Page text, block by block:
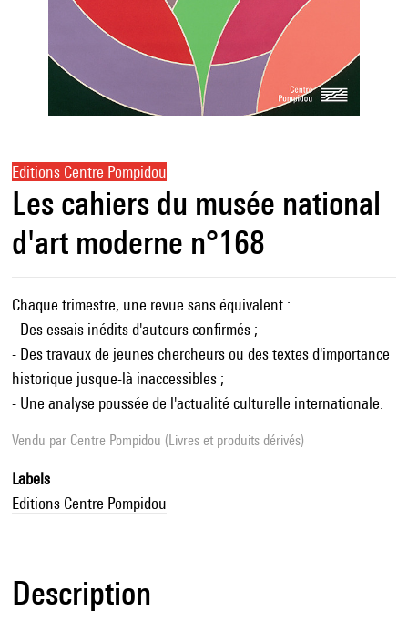
Editions Centre Pompidou
Les cahiers du musée national
d'art moderne n°168
Chaque trimestre, une revue sans équivalent :
- Des essais inédits d'auteurs confirmés ;
- Des travaux de jeunes chercheurs ou des textes d'importance
historique jusque-là inaccessibles ;
- Une analyse poussée de l'actualité culturelle internationale.
Vendu par Centre Pompidou (Livres et produits dérivés)
Labels
Editions Centre Pompidou
Description